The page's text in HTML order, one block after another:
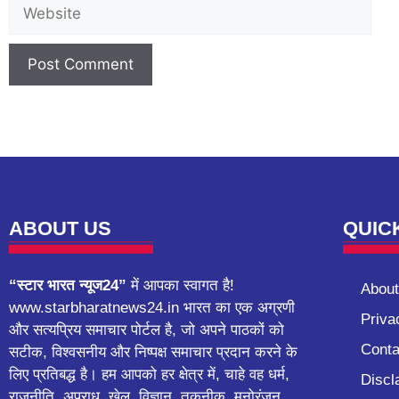
ABOUT US
“स्टार भारत न्यूज24” में आपका स्वागत है!
www.starbharatnews24.in भारत का एक अग्रणी
और सत्यप्रिय समाचार पोर्टल है, जो अपने पाठकों को
सटीक, विश्वसनीय और निष्पक्ष समाचार प्रदान करने के
लिए प्रतिबद्ध है। हम आपको हर क्षेत्र में, चाहे वह धर्म,